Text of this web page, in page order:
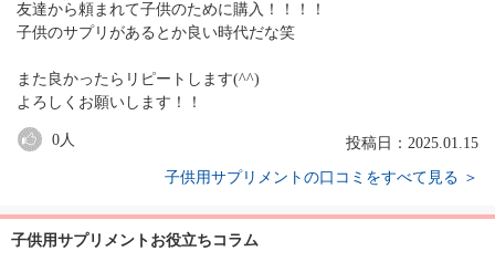
友達から頼まれて子供のために購入！！！！
子供のサプリがあるとか良い時代だな笑
また良かったらリピートします(^^)
よろしくお願いします！！
0人 投稿日：2025.01.15
子供用サプリメントの口コミをすべて見る ＞
子供用サプリメントお役立ちコラム